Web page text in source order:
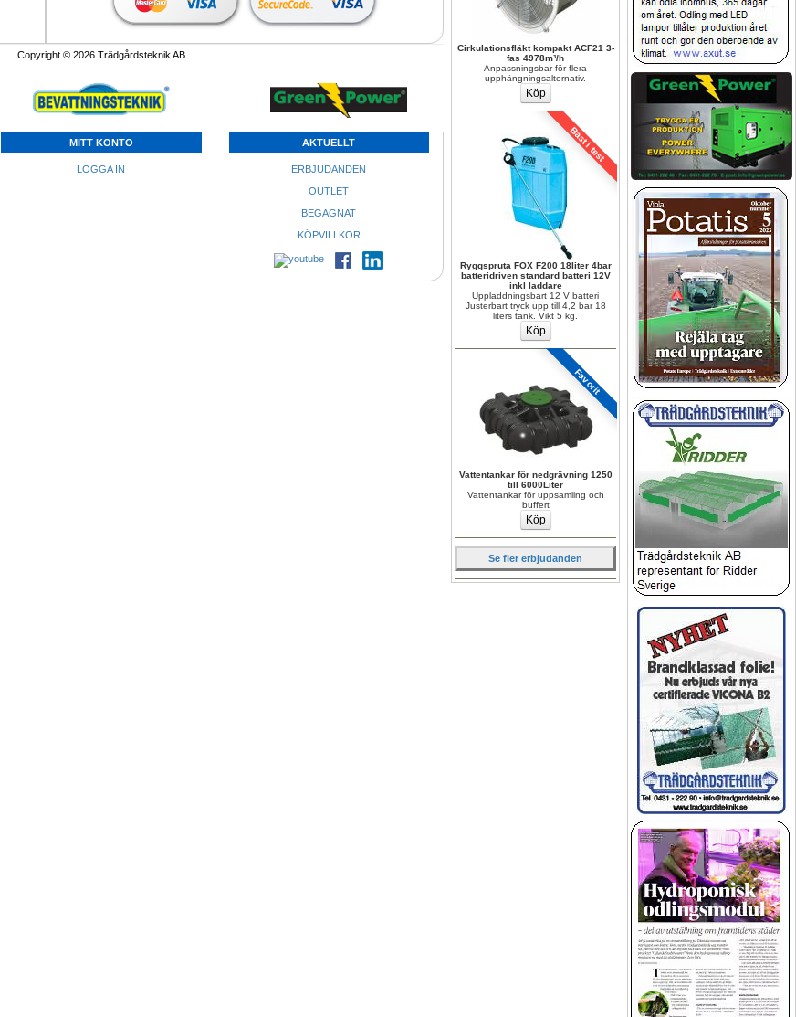
Cirkulationsfläkt kompakt ACF21 3-
fas 4978m³/h
Anpassningsbar för flera
upphängningsalternativ.
Bäst i test
Ryggspruta FOX F200 18liter 4bar
batteridriven standard batteri 12V
inkl laddare
Uppladdningsbart 12 V batteri
Justerbart tryck upp till 4,2 bar 18
liters tank. Vikt 5 kg.
Favorit
Vattentankar för nedgrävning 1250
till 6000Liter
Vattentankar för uppsamling och
buffert
Se fler erbjudanden
Copyright © 2026 Trädgårdsteknik AB
MITT KONTO
LOGGA IN
AKTUELLT
ERBJUDANDEN
OUTLET
BEGAGNAT
KÖPVILLKOR